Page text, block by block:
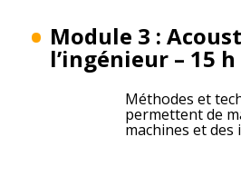
Module 3 :
l’ingénieur – 15 h
Méthodes et
permettent de
machines et des